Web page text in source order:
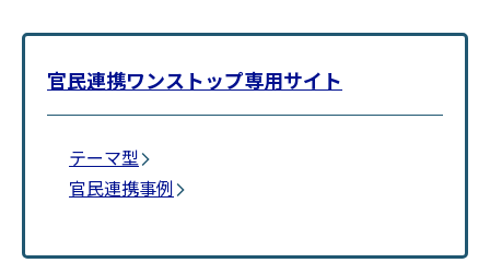
官民連携ワンストップ専用サイト
テーマ型
官民連携事例